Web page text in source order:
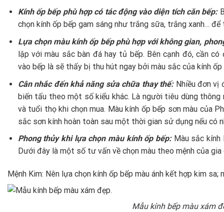
Kính ốp bếp phù hợp có tác động vào diện tích căn bếp:
chọn kính ốp bếp gam sáng như trắng sữa, trắng xanh…
Lựa chọn màu kính ốp bếp phù hợp với không gian,
lập với màu sắc bàn đá hay tủ bếp. Bên cạnh đó, cần có
vào bếp là sẽ thấy bị thu hút ngay bởi màu sắc của kính ốp
Cân nhắc đến khả năng sửa chữa thay thế: Nhiều đơn vị
biến tấu theo một số kiểu khác. Là người tiêu dùng thông
và tuổi thọ khi chọn mua. Màu kính ốp bếp sơn màu của
sắc sơn kính hoàn toàn sau một thời gian sử dụng nếu có
Phong thủy khi lựa chọn màu kính ốp bếp: Màu sắc kính
Dưới đây là một số tư vấn về chọn màu theo mệnh của gia
Mệnh Kim: Nên lựa chọn kính ốp bếp màu ánh kết hợp kim sa;
Mẫu kính bếp màu xám